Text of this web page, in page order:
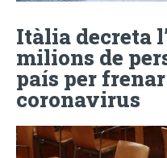
Itàlia decreta
milions de
país per
coronavirus